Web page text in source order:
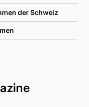
der Schweiz